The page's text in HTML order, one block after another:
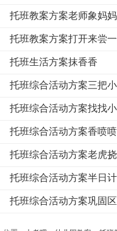
托班教案方案老师象妈妈
托班教案方案打开来尝
托班生活方案抹香香
托班综合活动方案三把
托班综合活动方案找找
托班综合活动方案香喷
托班综合活动方案老虎
托班综合活动方案半日计
托班综合活动方案巩固